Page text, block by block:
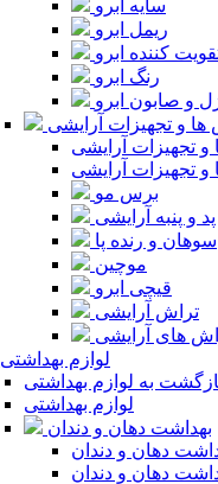
سایه ابرو
ریمل ابرو
کننده ابرو
رنگ ابرو
و صابون ابرو
و تجهیزات آرایشی
تجهیزات آرایشی
تجهیزات آرایشی
برس مو
پد و پنبه آرایشی
سوهان و رنده پا
موچین
قیچی ابرو
تراش آرایشی
های آرایشی
لوازم بهداشتی
به لوازم بهداشتی
لوازم بهداشتی
بهداشت دهان و دندان
دهان و دندان
دهان و دندان